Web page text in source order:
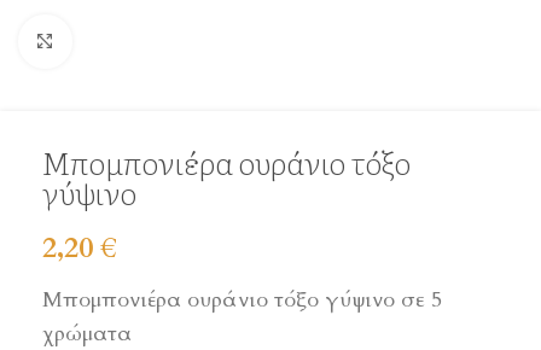
Μπομπονιέρα ουράνιο τόξο
γύψινο
2,20€
Μπομπονιέρα ουράνιο τόξο γύψινο σε 5
χρώματα